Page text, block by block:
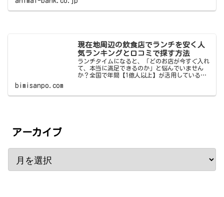
現在地周辺の飲食店でランチを安く人
気ランキングと口コミで探す方法
ランチタイムになると、「どのお店が今すぐ入れ
て、本当に満足できるのか」と悩んでいません
か？全国で年間【1億人以上】が活用している飲
の候補が見つかり…
bimisanpo.com
アーカイブ